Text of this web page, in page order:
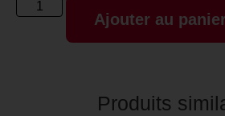
Ajouter au
Produits